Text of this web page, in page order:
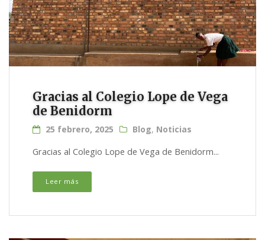
Gracias al Colegio Lope de Vega
de Benidorm
25 febrero, 2025 Blog, Noticias
Gracias al Colegio Lope de Vega de Benidorm...
Leer más